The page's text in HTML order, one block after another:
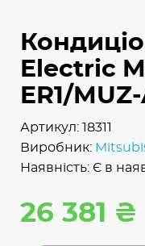
Electric
ER1/
Артикул: 18311
Виробник:
Наявність: Є в
26 381 ₴